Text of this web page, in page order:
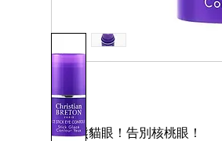
告別熊貓眼！告別核桃眼！